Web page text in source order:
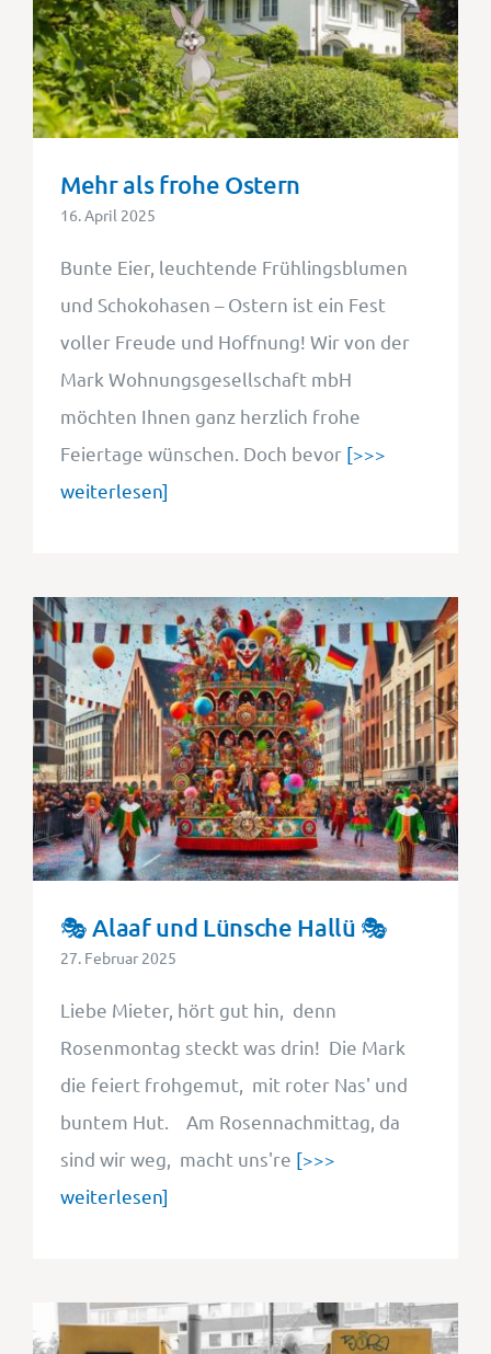
Mehr als frohe Ostern
16. April 2025
Bunte Eier, leuchtende Frühlingsblumen
und Schokohasen – Ostern ist ein Fest
voller Freude und Hoffnung! Wir von der
Mark Wohnungsgesellschaft mbH
möchten Ihnen ganz herzlich frohe
Feiertage wünschen. Doch bevor[>>>
weiterlesen]
🎭 Alaaf und Lünsche Hallü 🎭
27. Februar 2025
Liebe Mieter, hört gut hin, denn
Rosenmontag steckt was drin! Die Mark
die feiert frohgemut, mit roter Nas' und
buntem Hut. Am Rosennachmittag, da
sind wir weg, macht uns're [>>>
weiterlesen]